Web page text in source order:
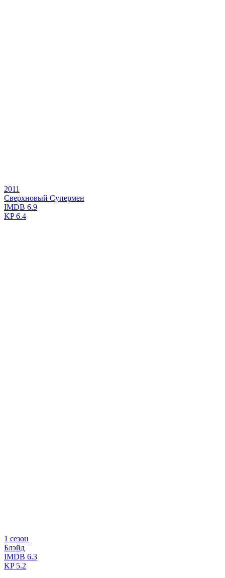
2011
Сверхновый Супермен
IMDB 6.9
KP6.4
1 сезон
Блэйд
IMDB 6.3
KP5.2